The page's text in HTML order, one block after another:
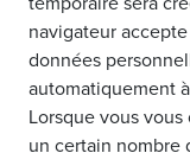
navigateur
données
automatiquement
Lorsque vous
un certain nombre